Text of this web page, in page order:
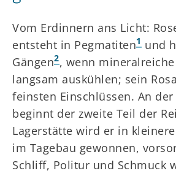
Vom Erdinnern ans Licht:
entsteht in Pegmatiten1und
Gängen2, wenn
langsam auskühlen; sein
feinsten Einschlüssen. An
beginnt der zweite Teil der
Lagerstätte wird er in
im Tagebau gewonnen,
Schliff, Politur und Schmuck